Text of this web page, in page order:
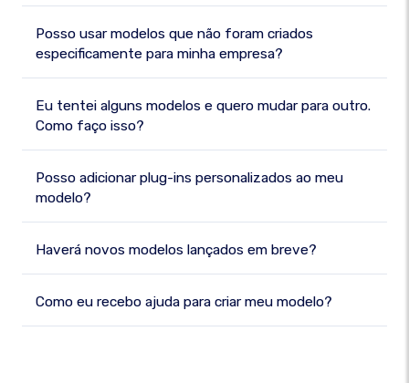
Posso usar modelos que não foram criados
especificamente para minha empresa?
Eu tentei alguns modelos e quero mudar para outro.
Como faço isso?
Posso adicionar plug-ins personalizados ao meu
modelo?
Haverá novos modelos lançados em breve?
Como eu recebo ajuda para criar meu modelo?